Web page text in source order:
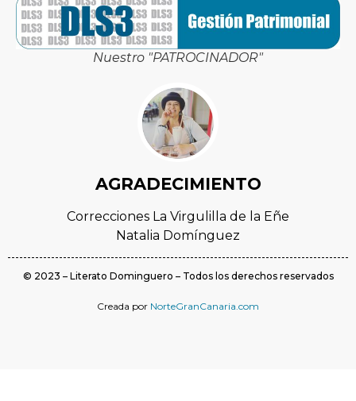
Nuestro "PATROCINADOR"
AGRADECIMIENTO
Correcciones La Virgulilla de la Eñe
Natalia Domínguez
© 2023 – Literato Dominguero – Todos los derechos reservados
Creada por NorteGranCanaria.com